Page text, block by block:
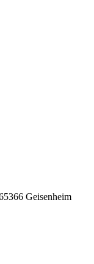
Geisenheim